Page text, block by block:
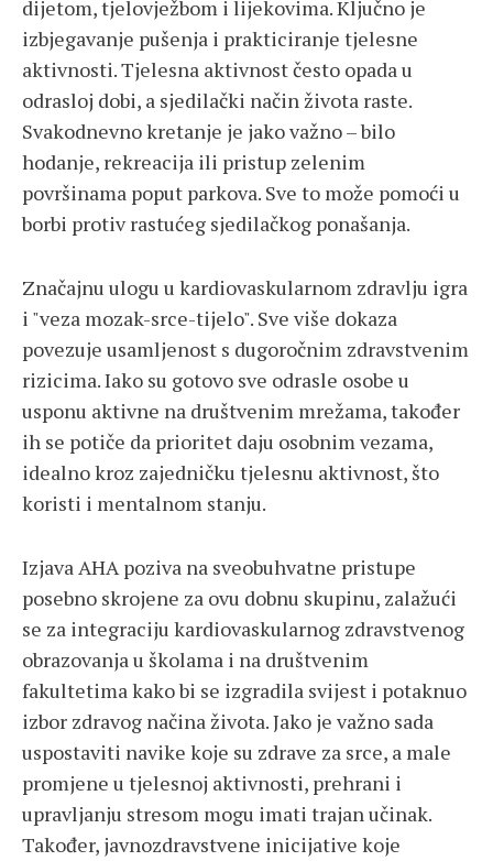
dijetom, tjelovježbom i lijekovima. Ključno je
izbjegavanje pušenja i prakticiranje tjelesne
aktivnosti. Tjelesna aktivnost često opada u
odrasloj dobi, a sjedilački način života raste.
Svakodnevno kretanje je jako važno – bilo
hodanje, rekreacija ili pristup zelenim
površinama poput parkova. Sve to može pomoći u
borbi protiv rastućeg sjedilačkog ponašanja.
Značajnu ulogu u kardiovaskularnom zdravlju igra
i "veza mozak-srce-tijelo". Sve više dokaza
povezuje usamljenost s dugoročnim zdravstvenim
rizicima. Iako su gotovo sve odrasle osobe u
usponu aktivne na društvenim mrežama, također
ih se potiče da prioritet daju osobnim vezama,
idealno kroz zajedničku tjelesnu aktivnost, što
koristi i mentalnom stanju.
Izjava AHA poziva na sveobuhvatne pristupe
posebno skrojene za ovu dobnu skupinu, zalažući
se za integraciju kardiovaskularnog zdravstvenog
obrazovanja u školama i na društvenim
fakultetima kako bi se izgradila svijest i potaknuo
izbor zdravog načina života. Jako je važno sada
uspostaviti navike koje su zdrave za srce, a male
promjene u tjelesnoj aktivnosti, prehrani i
upravljanju stresom mogu imati trajan učinak.
Također, javnozdravstvene inicijative koje